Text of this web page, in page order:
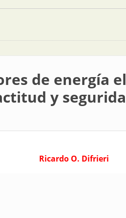
de energía
y
Ricardo O. Difrieri